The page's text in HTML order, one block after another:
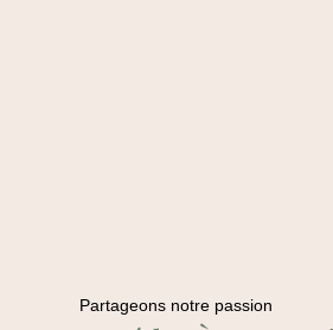
Partageons notre passion